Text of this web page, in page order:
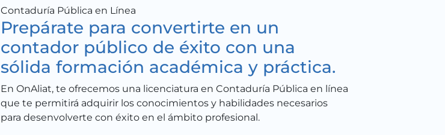
Contaduría Pública en Línea
Prepárate para convertirte en un
contador público de éxito con una
sólida formación académica y práctica.
En OnAliat, te ofrecemos una licenciatura en Contaduría Pública en línea
que te permitirá adquirir los conocimientos y habilidades necesarios
para desenvolverte con éxito en el ámbito profesional.